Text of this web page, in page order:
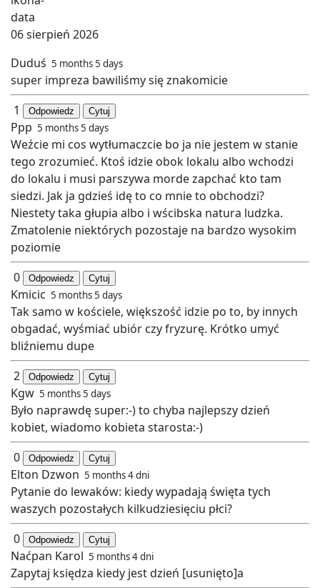
06 sierpień 2026
Duduś 5 months 5 days
super impreza bawiliśmy się znakomicie
1
Odpowiedz Cytuj
Ppp 5 months 5 days
Weźcie mi cos wytłumaczcie bo ja nie jestem w stanie
tego zrozumieć. Ktoś idzie obok lokalu albo wchodzi
do lokalu i musi parszywa morde zapchać kto tam
siedzi. Jak ja gdzieś idę to co mnie to obchodzi?
Niestety taka głupia albo i wścibska natura ludzka.
Zmatolenie niektórych pozostaje na bardzo wysokim
poziomie
0
Odpowiedz Cytuj
Kmicic 5 months 5 days
Tak samo w kościele, większość idzie po to, by innych
obgadać, wyśmiać ubiór czy fryzurę. Krótko umyć
bliźniemu dupe
2
Odpowiedz Cytuj
Kgw 5 months 5 days
Było naprawdę super:-) to chyba najlepszy dzień
kobiet, wiadomo kobieta starosta:-)
0
Odpowiedz Cytuj
Elton Dzwon 5 months 4 dni
Pytanie do lewaków: kiedy wypadają święta tych
waszych pozostałych kilkudziesięciu płci?
0
Odpowiedz Cytuj
Naćpan Karol 5 months 4 dni
Zapytaj księdza kiedy jest dzień [usunięto]a